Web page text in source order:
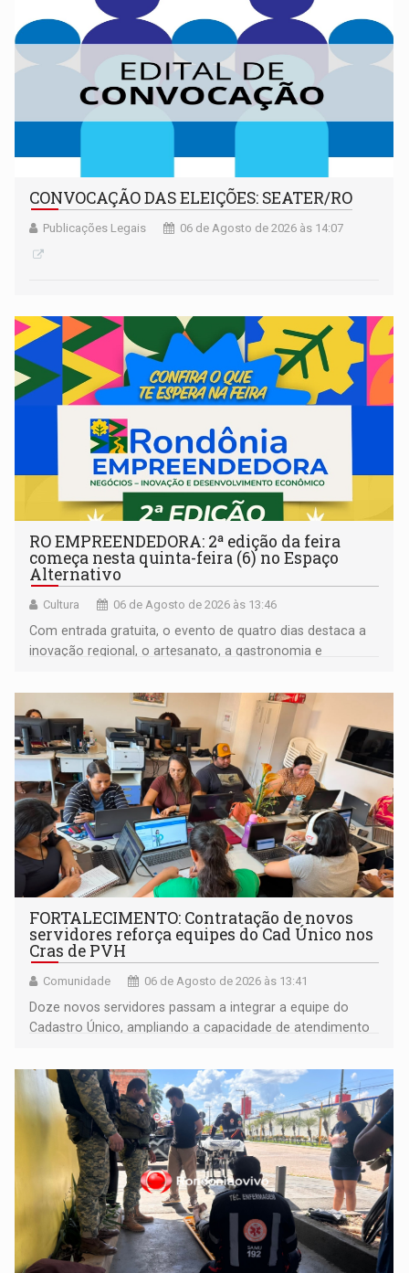
CONVOCAÇÃO DAS ELEIÇÕES: SEATER/RO
Publicações Legais 06 de Agosto de 2026 às 14:07
RO EMPREENDEDORA: 2ª edição da feira
começa nesta quinta-feira (6) no Espaço
Alternativo
Cultura 06 de Agosto de 2026 às 13:46
Com entrada gratuita, o evento de quatro dias destaca a
inovação regional, o artesanato, a gastronomia e
FORTALECIMENTO: Contratação de novos
servidores reforça equipes do Cad Único nos
Cras de PVH
Comunidade 06 de Agosto de 2026 às 13:41
Doze novos servidores passam a integrar a equipe do
Cadastro Único, ampliando a capacidade de atendimento